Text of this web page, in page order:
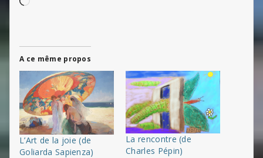
A ce même propos
L’Art de la joie (de
Goliarda Sapienza)
La rencontre (de
Charles Pépin)